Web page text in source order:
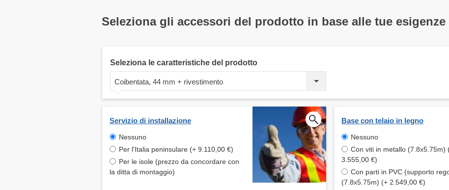
Seleziona gli accessori del prodotto in base alle tue esigenze
Seleziona le caratteristiche del prodotto
Coibentata, 44 mm + rivestimento
Servizio di installazione
Nessuno
Per l'Italia peninsulare (+ 9.110,00 €)
Per le isole (prezzo da concordare con
la ditta di montaggio)
Base con telaio in legno
Nessuno
Con viti in metallo (7.8x5.75m)
3.555,00 €)
Con parti in PVC (supporto
(7.8x5.75m) (+ 2.549,00 €)